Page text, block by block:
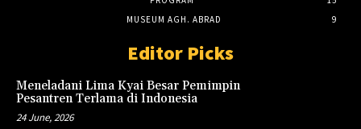
MUSEUM AGH. ABRAD
9
Editor Picks
Meneladani Lima Kyai Besar Pemimpin
Pesantren Terlama di Indonesia
24 June, 2026